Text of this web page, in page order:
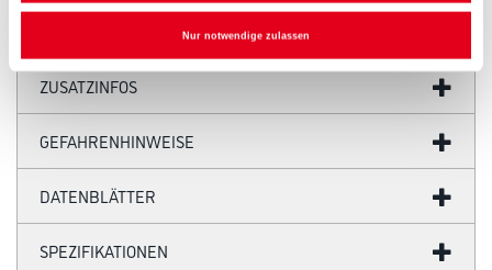
Nur notwendige zulassen
ZUSATZINFOS
GEFAHRENHINWEISE
DATENBLÄTTER
SPEZIFIKATIONEN